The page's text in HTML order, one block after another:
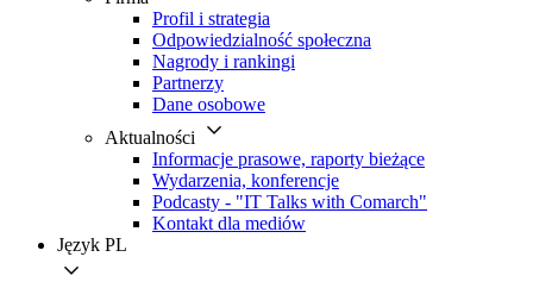
Profil i strategia
Odpowiedzialność społeczna
Nagrody i rankingi
Partnerzy
Dane osobowe
Aktualności
Informacje prasowe, raporty bieżące
Wydarzenia, konferencje
Podcasty - "IT Talks with Comarch"
Kontakt dla mediów
Język PL